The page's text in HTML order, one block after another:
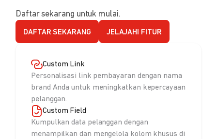
Daftar sekarang untuk mulai.
DAFTAR SEKARANG JELAJAHI FITUR
Custom Link
Personalisasi link pembayaran dengan nama
brand Anda untuk meningkatkan kepercayaan
pelanggan.
Custom Field
Kumpulkan data pelanggan dengan
menampilkan dan mengelola kolom khusus di